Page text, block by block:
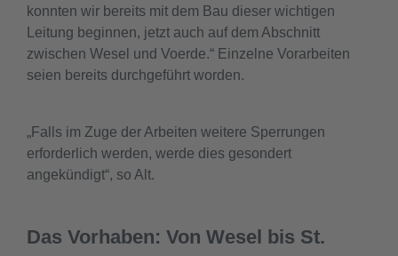
konnten wir bereits mit dem Bau dieser wichtigen
Leitung beginnen, jetzt auch auf dem Abschnitt
zwischen Wesel und Voerde.“ Einzelne Vorarbeiten
seien bereits durchgeführt worden.
„Falls im Zuge der Arbeiten weitere Sperrungen
erforderlich werden, werde dies gesondert
angekündigt“, so Alt.
Das Vorhaben: Von Wesel bis St.